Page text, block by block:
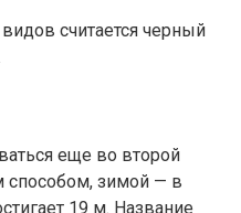
считается черный
еще во второй
способом, зимой — в
19 м. Название